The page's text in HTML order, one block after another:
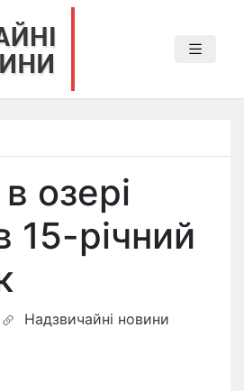
озері
15-річний
Надзвичайні новини